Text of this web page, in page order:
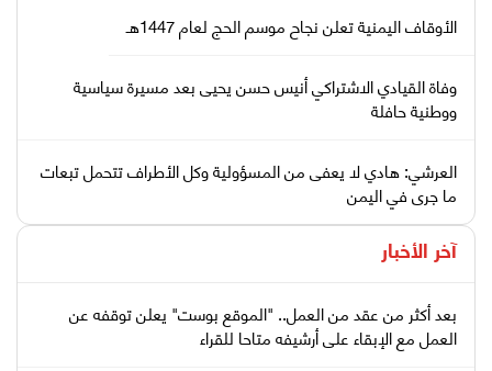
الأوقاف اليمنية تعلن نجاح موسم الحج لعام 1447هـ
وفاة القيادي الاشتراكي أنيس حسن يحيى بعد مسيرة سياسية
ووطنية حافلة
العرشي: هادي لا يعفى من المسؤولية وكل الأطراف تتحمل تبعات
ما جرى في اليمن
آخر الأخبار
بعد أكثر من عقد من العمل.. "الموقع بوست" يعلن توقفه عن
العمل مع الإبقاء على أرشيفه متاحا للقراء